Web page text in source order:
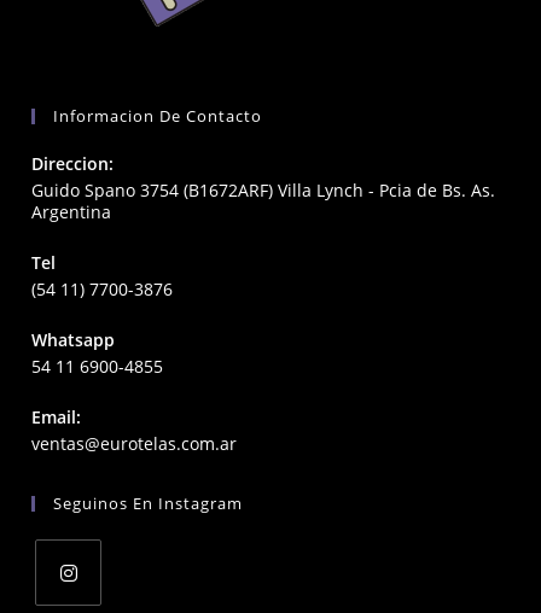
Informacion De Contacto
Direccion:
Guido Spano 3754 (B1672ARF) Villa Lynch - Pcia de Bs. As.
Argentina
Tel
(54 11) 7700-3876
Whatsapp
54 11 6900-4855
Email:
ventas@eurotelas.com.arOpens
application
Seguinos En Instagram